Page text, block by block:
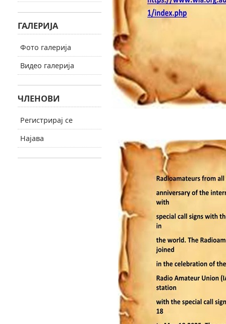
ГАЛЕРИЈА
Фото галерија
Видео галерија
ЧЛЕНОВИ
Регистрирај се
Најава